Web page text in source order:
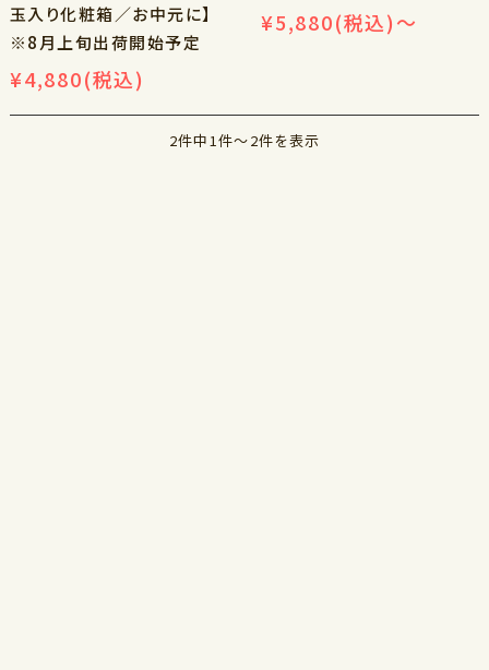
玉入り化粧箱／お中元に】
※8月上旬出荷開始予定
¥4,880(税込)
¥5,880(税込)～
2件中1件～2件を表示